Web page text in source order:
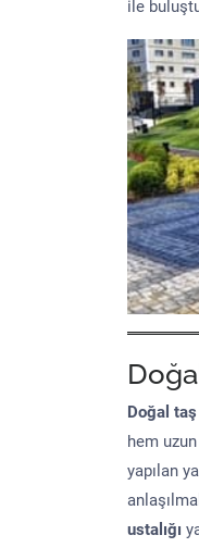
ile
Doğal
hem
yapılan
ustalığı